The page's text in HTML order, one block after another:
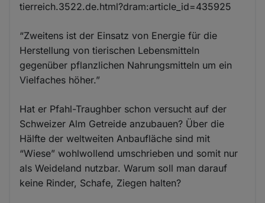
tierreich.3522.de.html?dram:article_id=435925
“Zweitens ist der Einsatz von Energie für die
Herstellung von tierischen Lebensmitteln
gegenüber pflanzlichen Nahrungsmitteln um ein
Vielfaches höher.”
Hat er Pfahl-Traughber schon versucht auf der
Schweizer Alm Getreide anzubauen? Über die
Hälfte der weltweiten Anbaufläche sind mit
“Wiese” wohlwollend umschrieben und somit nur
als Weideland nutzbar. Warum soll man darauf
keine Rinder, Schafe, Ziegen halten?